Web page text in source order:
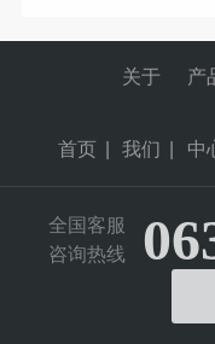
首页
关于
我们
产
中
全国客服
咨询热线